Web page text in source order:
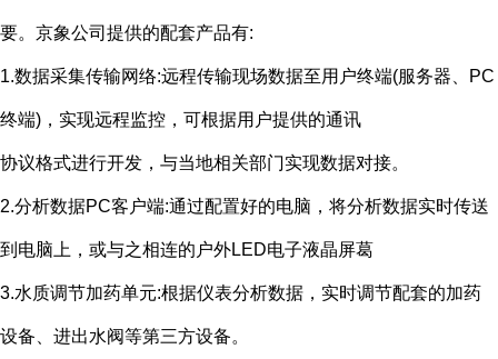
要。京象公司提供的配套产品有:
1.数据采集传输网络:远程传输现场数据至用户终端(服务器、 PC
终端) ，实现远程监控，可根据用户提供的通讯
协议格式进行开发，与当地相关部门实现数据对接。
2.分析数据PC客户端:通过配置好的电脑，将分析数据实时传送
到电脑上，或与之相连的户外LED电子液晶屏葛
3.水质调节加药单元:根据仪表分析数据，实时调节配套的加药
设备、进出水阀等第三方设备。